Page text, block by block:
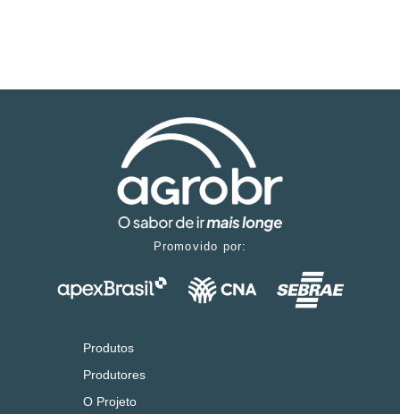
Promovido por:
Produtos
Produtores
O Projeto